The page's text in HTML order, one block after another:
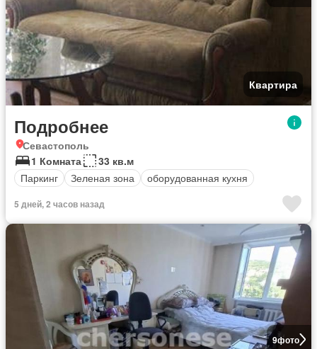
Квартира
Подробнее
Севастополь
1 Комната
33 кв.м
Паркинг
Зеленая зона оборудованная кухня
5 дней, 2 часов назад
9фото